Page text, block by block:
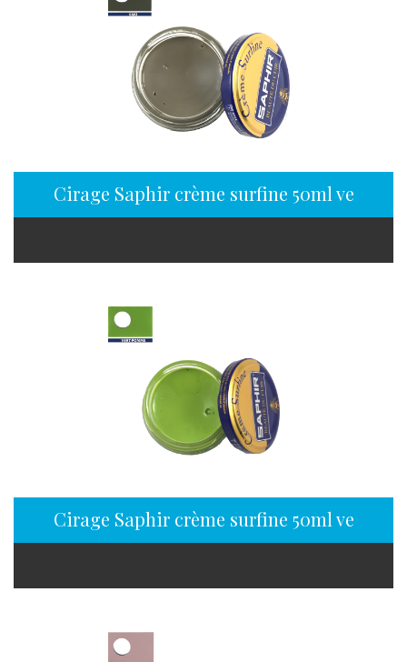
Cirage Saphir crème surfine 50ml vert kaki
Cirage Saphir crème surfine 50ml vert